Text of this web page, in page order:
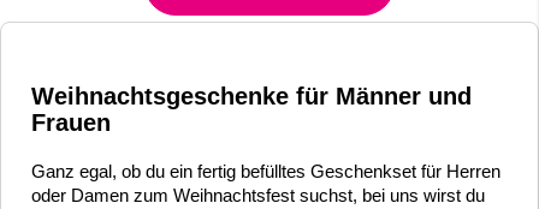
Weihnachtsgeschenke für Männer und
Frauen
Ganz egal, ob du ein fertig befülltes Geschenkset für Herren
oder Damen zum Weihnachtsfest suchst, bei uns wirst du